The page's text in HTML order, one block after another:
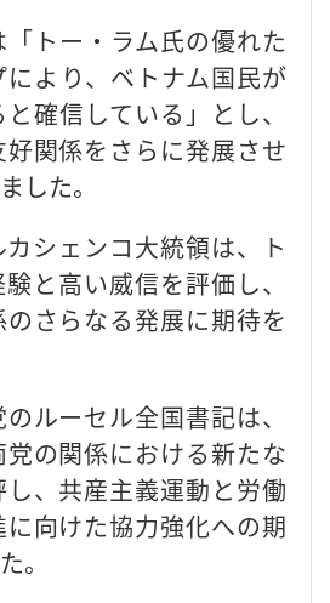
トー・ラム氏の優れた
により、ベトナム国民が
確信している」とし、
好関係をさらに発展させ
した。
シェンコ大統領は、ト
と高い威信を評価し、
さらなる発展に期待を
ルーセル全国書記は、
の関係における新たな
、共産主義運動と労働
向けた協力強化への期
。